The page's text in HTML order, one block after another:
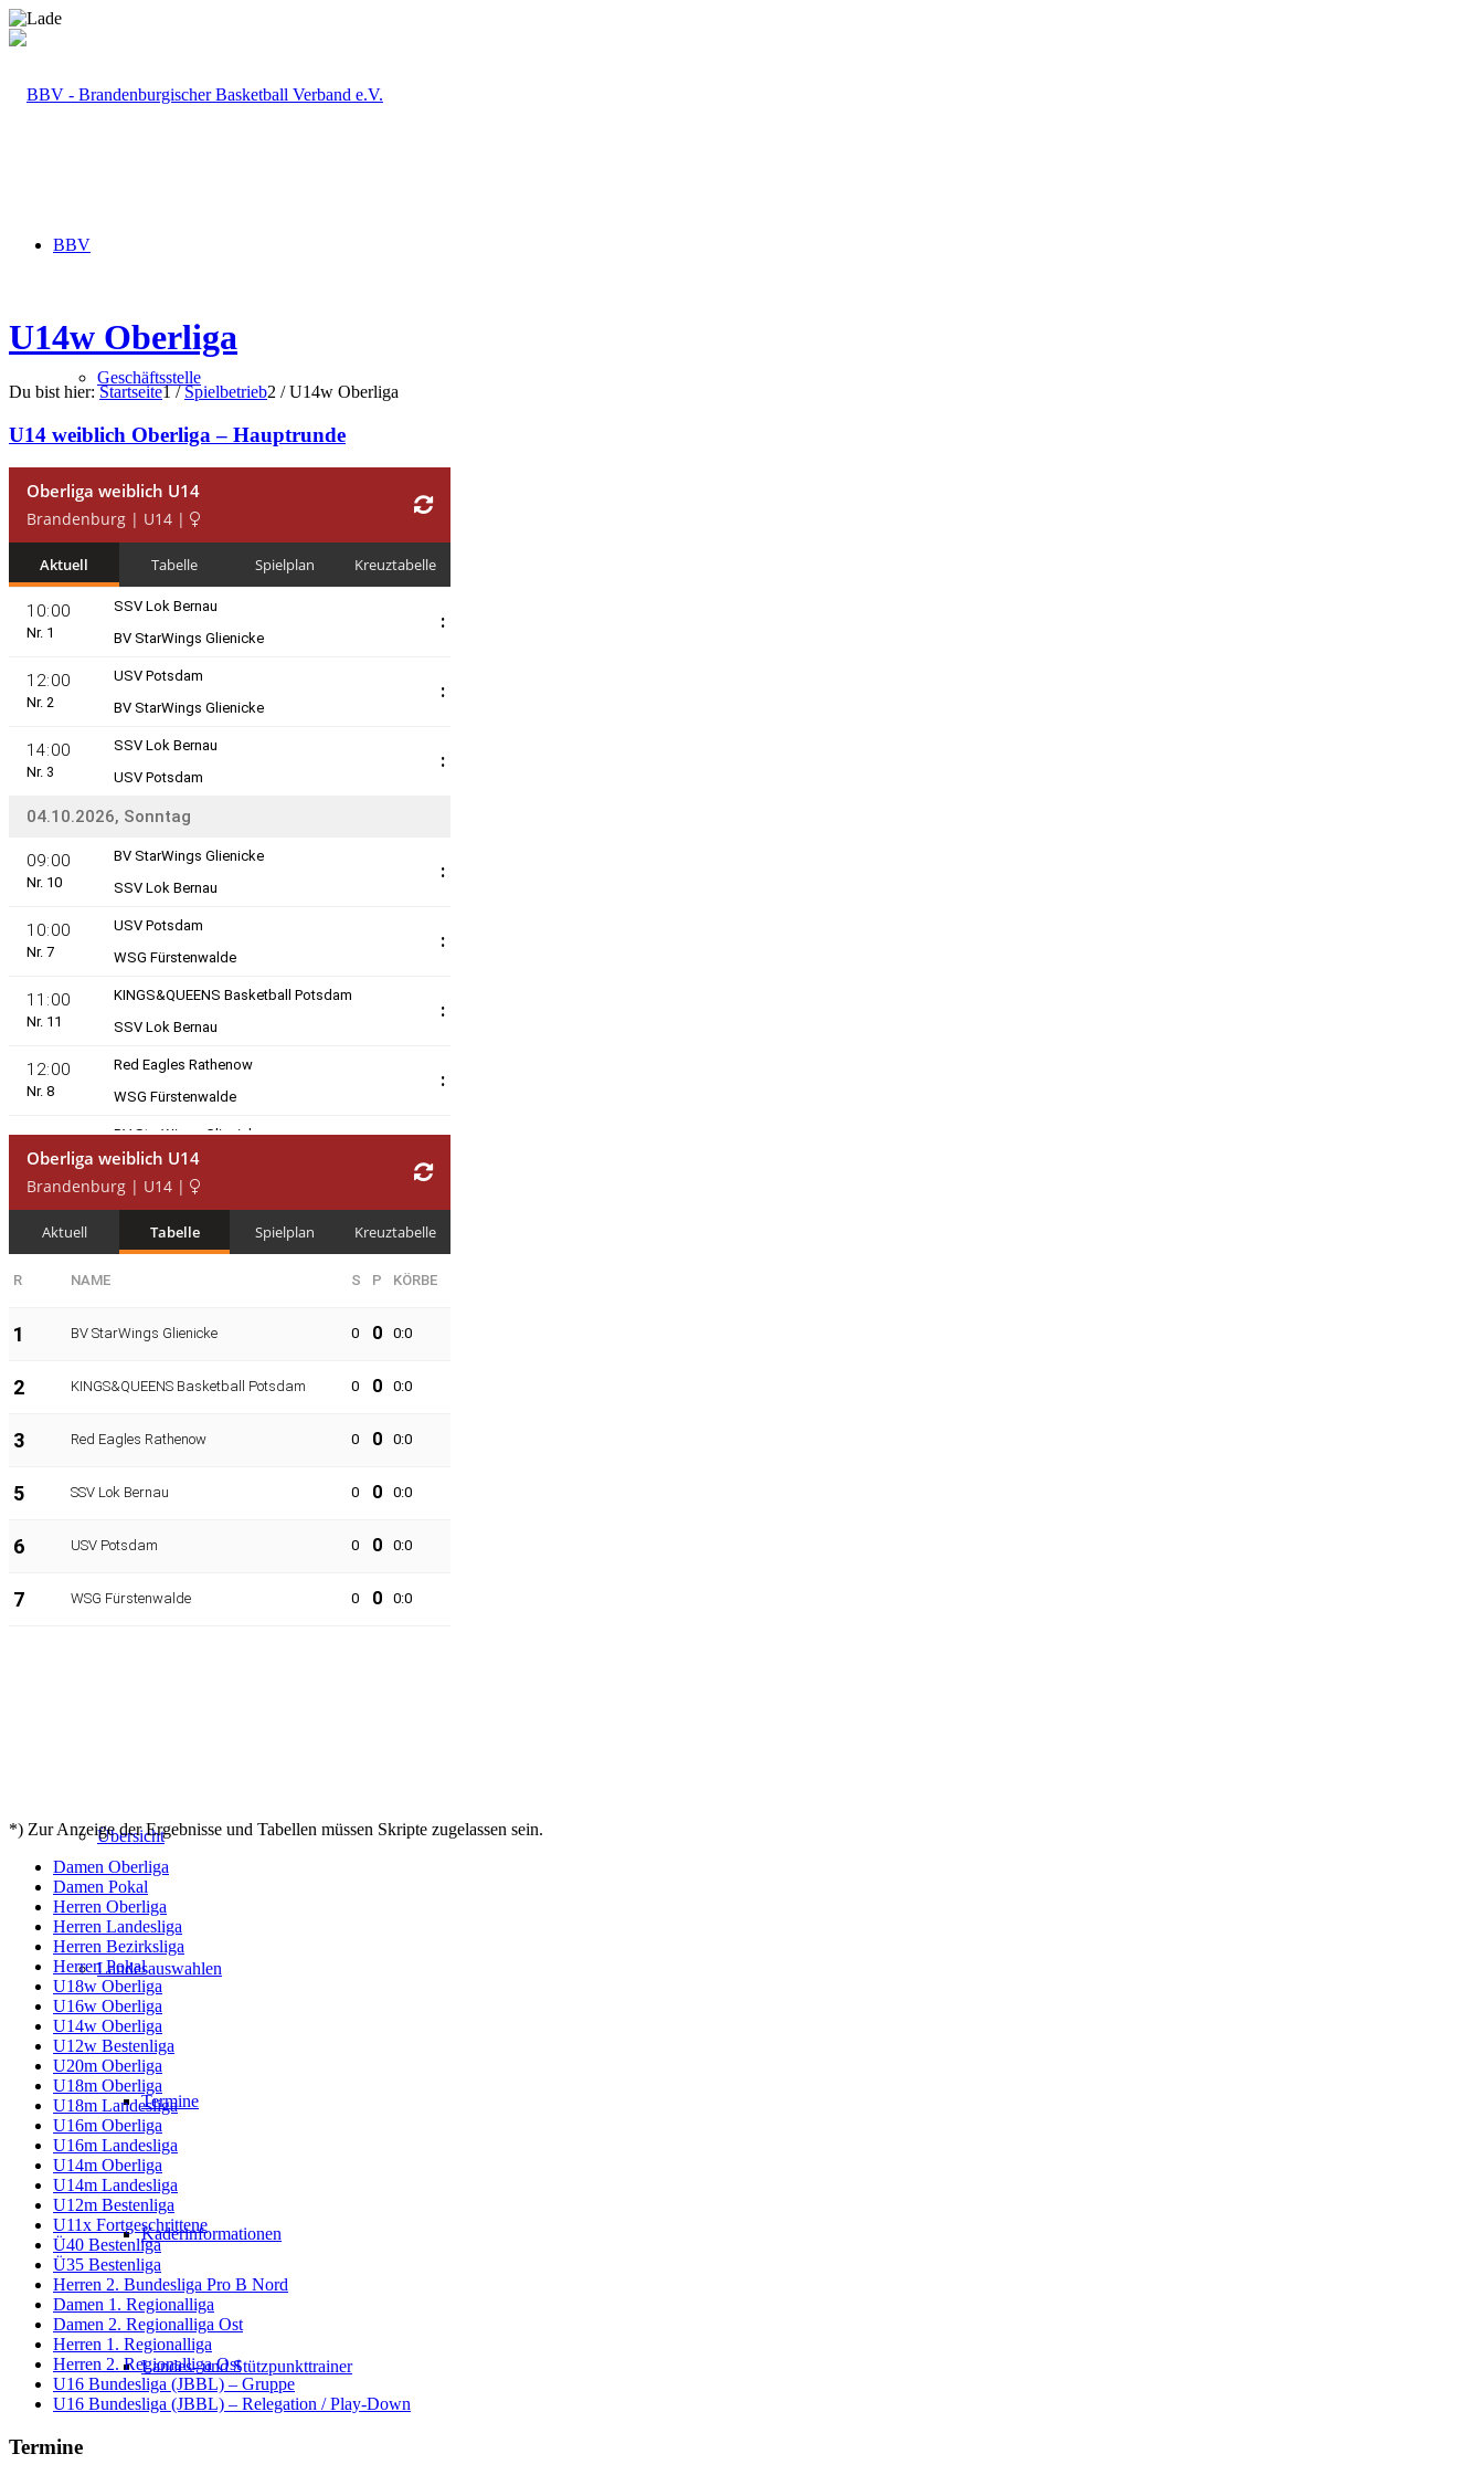
BBV
Geschäftsstelle
Präsidium
Referenten
Spielleiter
Spielbetrieb
Übersicht
Landesauswahlen
Termine
Kaderinformationen
Landes- und Stützpunkttrainer
U14w Oberliga
Du bist hier: Startseite1 / Spielbetrieb2 / U14w Oberliga
U14 weiblich Oberliga – Hauptrunde
*) Zur Anzeige der Ergebnisse und Tabellen müssen Skripte zugelassen sein.
Damen Oberliga
Damen Pokal
Herren Oberliga
Herren Landesliga
Herren Bezirksliga
Herren Pokal
U18w Oberliga
U16w Oberliga
U14w Oberliga
U12w Bestenliga
U20m Oberliga
U18m Oberliga
U18m Landesliga
U16m Oberliga
U16m Landesliga
U14m Oberliga
U14m Landesliga
U12m Bestenliga
U11x Fortgeschrittene
Ü40 Bestenliga
Ü35 Bestenliga
Herren 2. Bundesliga Pro B Nord
Damen 1. Regionalliga
Damen 2. Regionalliga Ost
Herren 1. Regionalliga
Herren 2. Regionalliga Ost
U16 Bundesliga (JBBL) – Gruppe
U16 Bundesliga (JBBL) – Relegation / Play-Down
Termine